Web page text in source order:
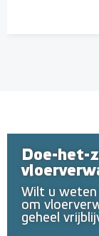
Doe-het-
Wilt u
om
geheel